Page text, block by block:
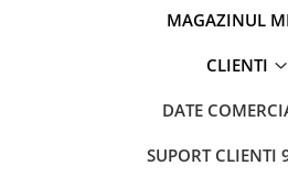
MAGAZINUL
CLIENTI
DATE
SUPORT CLIENTI